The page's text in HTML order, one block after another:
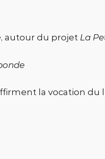
, autour du projet La
la vocation